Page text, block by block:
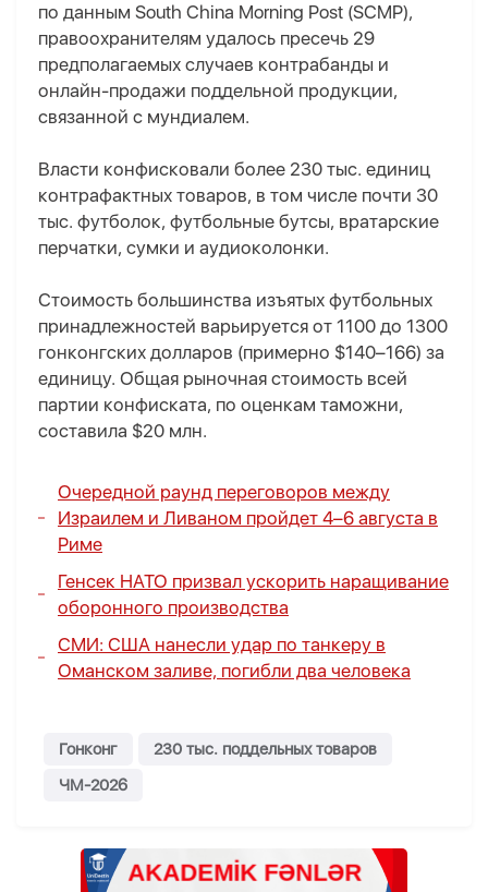
по данным South China Morning Post (SCMP),
правоохранителям удалось пресечь 29
предполагаемых случаев контрабанды и
онлайн-продажи поддельной продукции,
связанной с мундиалем.
Власти конфисковали более 230 тыс. единиц
контрафактных товаров, в том числе почти 30
тыс. футболок, футбольные бутсы, вратарские
перчатки, сумки и аудиоколонки.
Стоимость большинства изъятых футбольных
принадлежностей варьируется от 1100 до 1300
гонконгских долларов (примерно $140–166) за
единицу. Общая рыночная стоимость всей
партии конфиската, по оценкам таможни,
составила $20 млн.
Очередной раунд переговоров между
Израилем и Ливаном пройдет 4–6 августа в
Риме
Генсек НАТО призвал ускорить наращивание
оборонного производства
СМИ: США нанесли удар по танкеру в
Оманском заливе, погибли два человека
Гонконг
230 тыс. поддельных товаров
ЧМ-2026